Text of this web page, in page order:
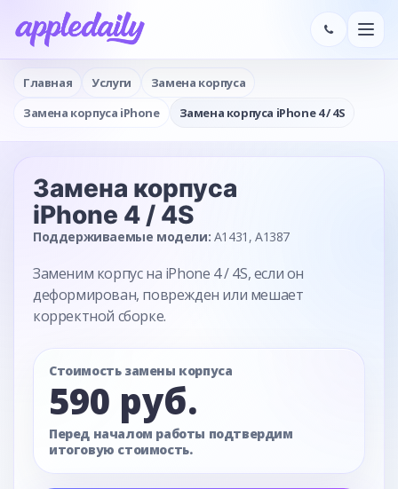
Главная Услуги
Замена корпуса
Замена корпуса iPhone
Замена корпуса iPhone 4 / 4S
Замена корпуса
iPhone 4 / 4S
Поддерживаемые модели: A1431, A1387
Заменим корпус на iPhone 4 / 4S, если он
деформирован, поврежден или мешает
корректной сборке.
Стоимость замены корпуса
590 руб.
Перед началом работы подтвердим
итоговую стоимость.